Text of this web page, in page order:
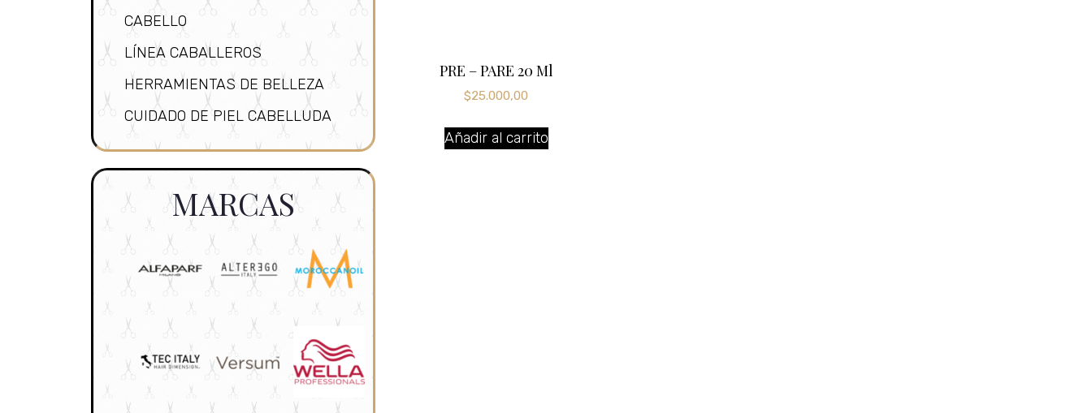
CABELLO
LÍNEA CABALLEROS
HERRAMIENTAS DE BELLEZA
CUIDADO DE PIEL CABELLUDA
MARCAS
PRE – PARE 20 Ml
$25.000,00
Añadir al carrito